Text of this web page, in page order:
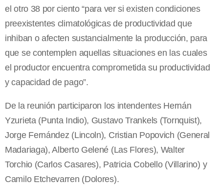
el otro 38 por ciento “para ver si existen condiciones
preexistentes climatológicas de productividad que
inhiban o afecten sustancialmente la producción, para
que se contemplen aquellas situaciones en las cuales
el productor encuentra comprometida su productividad
y capacidad de pago”.
De la reunión participaron los intendentes Hernán
Yzurieta (Punta Indio), Gustavo Trankels (Tornquist),
Jorge Fernández (Lincoln), Cristian Popovich (General
Madariaga), Alberto Gelené (Las Flores), Walter
Torchio (Carlos Casares), Patricia Cobello (Villarino) y
Camilo Etchevarren (Dolores).